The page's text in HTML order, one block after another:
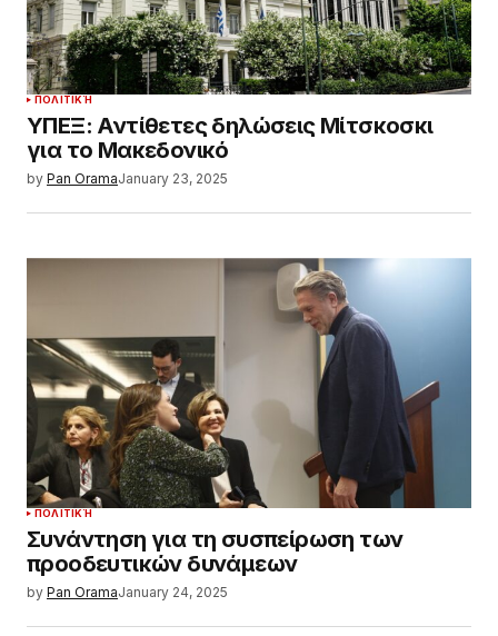
ΠΟΛΙΤΙΚΉ
ΥΠΕΞ: Αντίθετες δηλώσεις Μίτσκοσκι
για το Μακεδονικό
by Pan OramaJanuary 23, 2025
ΠΟΛΙΤΙΚΉ
Συνάντηση για τη συσπείρωση των
προοδευτικών δυνάμεων
by Pan OramaJanuary 24, 2025